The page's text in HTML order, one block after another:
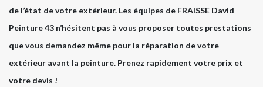
de l’état de votre extérieur. Les équipes de FRAISSE David
Peinture 43 n’hésitent pas à vous proposer toutes prestations
que vous demandez même pour la réparation de votre
extérieur avant la peinture. Prenez rapidement votre prix et
votre devis !